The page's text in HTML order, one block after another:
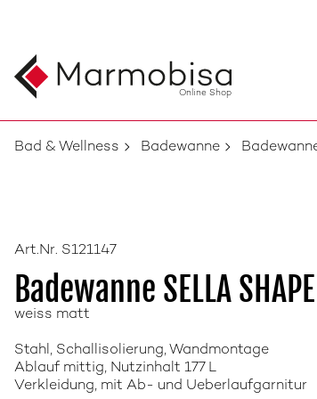
Online Shop
Bad & Wellness Badewanne
Art.Nr. S121147
Badewanne SELLA
weiss matt
Stahl, Schallisolierung, Wandmontage
Ablauf mittig, Nutzinhalt 177 L
Verkleidung, mit Ab- und Ueberlaufgarnitur